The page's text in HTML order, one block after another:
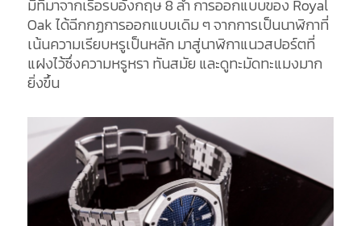
มีที่มาจากเรือรบอังกฤษ 8 ลำ การออกแบบของ Royal
Oak ได้ฉีกกฏการออกแบบเดิม ๆ จากการเป็นนาฬิกาที่
เน้นความเรียบหรูเป็นหลัก มาสู่นาฬิกาแนวสปอร์ตที่
แฝงไว้ซึ่งความหรูหรา ทันสมัย และดูทะมัดทะแมงมาก
ยิ่งขึ้น